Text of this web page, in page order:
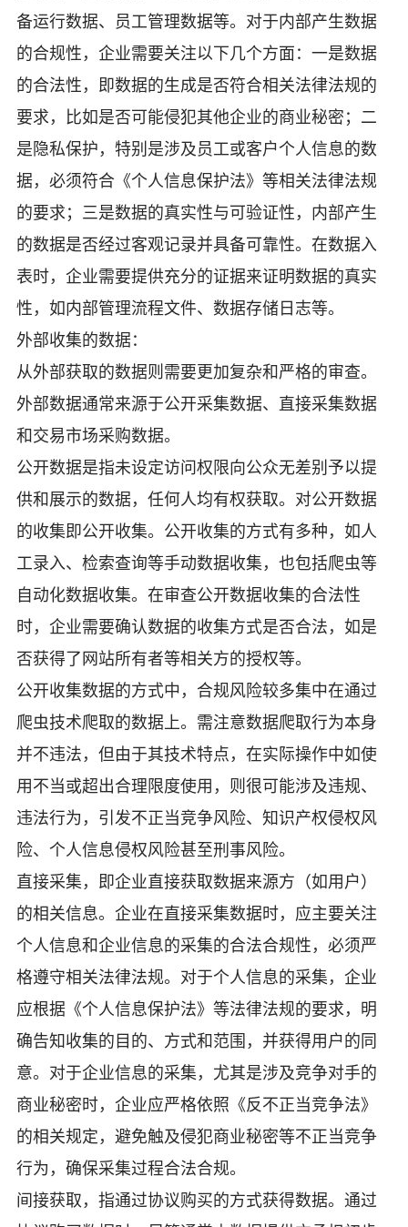
备运行数据、员工管理数据等。对于内部产生数据
的合规性，企业需要关注以下几个方面：一是数据
的合法性，即数据的生成是否符合相关法律法规的
要求，比如是否可能侵犯其他企业的商业秘密；二
是隐私保护，特别是涉及员工或客户个人信息的数
据，必须符合《个人信息保护法》等相关法律法规
的要求；三是数据的真实性与可验证性，内部产生
的数据是否经过客观记录并具备可靠性。在数据入
表时，企业需要提供充分的证据来证明数据的真实
性，如内部管理流程文件、数据存储日志等。
外部收集的数据：
从外部获取的数据则需要更加复杂和严格的审查。
外部数据通常来源于公开采集数据、直接采集数据
和交易市场采购数据。
公开数据是指未设定访问权限向公众无差别予以提
供和展示的数据，任何人均有权获取。对公开数据
的收集即公开收集。公开收集的方式有多种，如人
工录入、检索查询等手动数据收集，也包括爬虫等
自动化数据收集。在审查公开数据收集的合法性
时，企业需要确认数据的收集方式是否合法，如是
否获得了网站所有者等相关方的授权等。
公开收集数据的方式中，合规风险较多集中在通过
爬虫技术爬取的数据上。需注意数据爬取行为本身
并不违法，但由于其技术特点，在实际操作中如使
用不当或超出合理限度使用，则很可能涉及违规、
违法行为，引发不正当竞争风险、知识产权侵权风
险、个人信息侵权风险甚至刑事风险。
直接采集，即企业直接获取数据来源方（如用户）
的相关信息。企业在直接采集数据时，应主要关注
个人信息和企业信息的采集的合法合规性，必须严
格遵守相关法律法规。对于个人信息的采集，企业
应根据《个人信息保护法》等法律法规的要求，明
确告知收集的目的、方式和范围，并获得用户的同
意。对于企业信息的采集，尤其是涉及竞争对手的
商业秘密时，企业应严格依照《反不正当竞争法》
的相关规定，避免触及侵犯商业秘密等不正当竞争
行为，确保采集过程合法合规。
间接获取，指通过协议购买的方式获得数据。通过